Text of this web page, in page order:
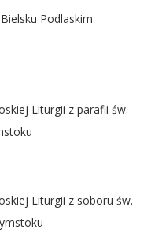
Podlaskim
Liturgii z parafii św.
Liturgii z soboru św.